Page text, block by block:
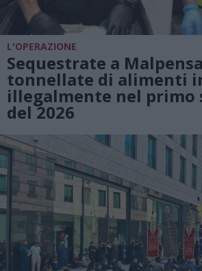
L'OPERAZIONE
Sequestrate a
tonnellate di alimenti
illegalmente nel primo
del 2026